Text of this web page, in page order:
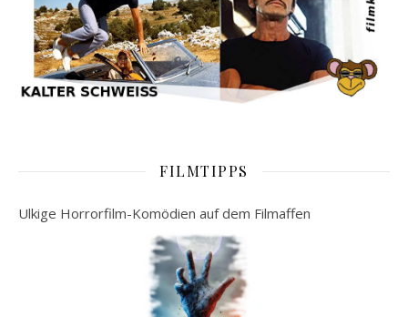
FILMTIPPS
Ulkige Horrorfilm-Komödien auf dem Filmaffen